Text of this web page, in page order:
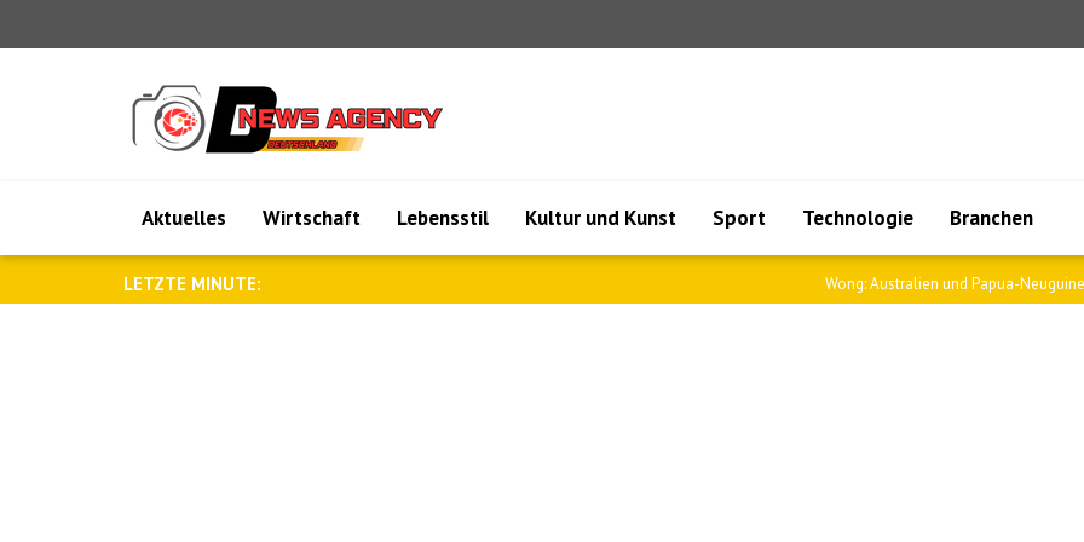
Aktuelles Wirtschaft Lebensstil Kultur und Kunst Sport Technologie Branchen
LETZTE MINUTE: